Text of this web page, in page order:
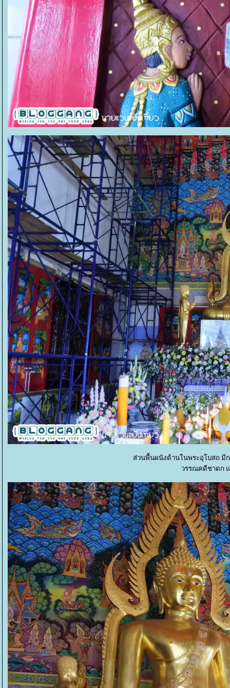
ส่วนพื้นผนังด้านในพระอุโบสถ มี
วรรณคดีชาดก